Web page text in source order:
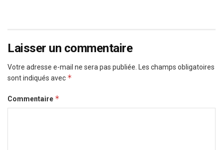
Laisser un commentaire
Votre adresse e-mail ne sera pas publiée.
Les champs obligatoires
sont indiqués avec *
Commentaire *